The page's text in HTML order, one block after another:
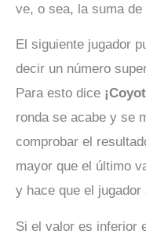
ve, o sea, la suma
El siguiente jugador
decir un número
Para esto dice
ronda se acabe y se
comprobar el
mayor que el último
y hace que el jugador
Si el valor es inferior